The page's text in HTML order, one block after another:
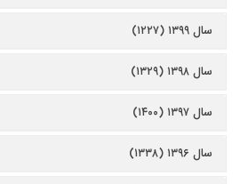
سال ۱۳۹۹ (۱۲۲۷)
سال ۱۳۹۸ (۱۳۲۹)
سال ۱۳۹۷ (۱۴۰۰)
سال ۱۳۹۶ (۱۳۳۸)